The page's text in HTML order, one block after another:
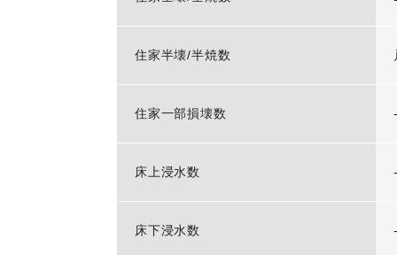
住家半壊/半焼数
住家一部損壊数 -
床上浸水数 -
床下浸水数 -